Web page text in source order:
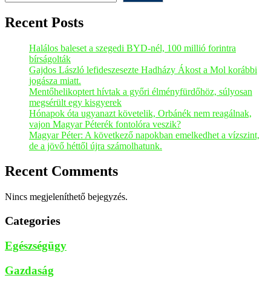
Recent Posts
Halálos baleset a szegedi BYD-nél, 100 millió forintra
bírságolták
Gajdos László lefideszesezte Hadházy Ákost a Mol korábbi
jogásza miatt.
Mentőhelikoptert hívtak a győri élményfürdőhöz, súlyosan
megsérült egy kisgyerek
Hónapok óta ugyanazt követelik, Orbánék nem reagálnak,
vajon Magyar Péterék fontolóra veszik?
Magyar Péter: A következő napokban emelkedhet a vízszint,
de a jövő héttől újra számolhatunk.
Recent Comments
Nincs megjeleníthető bejegyzés.
Categories
Egészségügy
Gazdaság